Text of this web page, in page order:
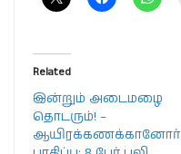
Related
இன்றும் அடைமழை
தொடரும்! –
ஆயிரக்கணக்கானோர்